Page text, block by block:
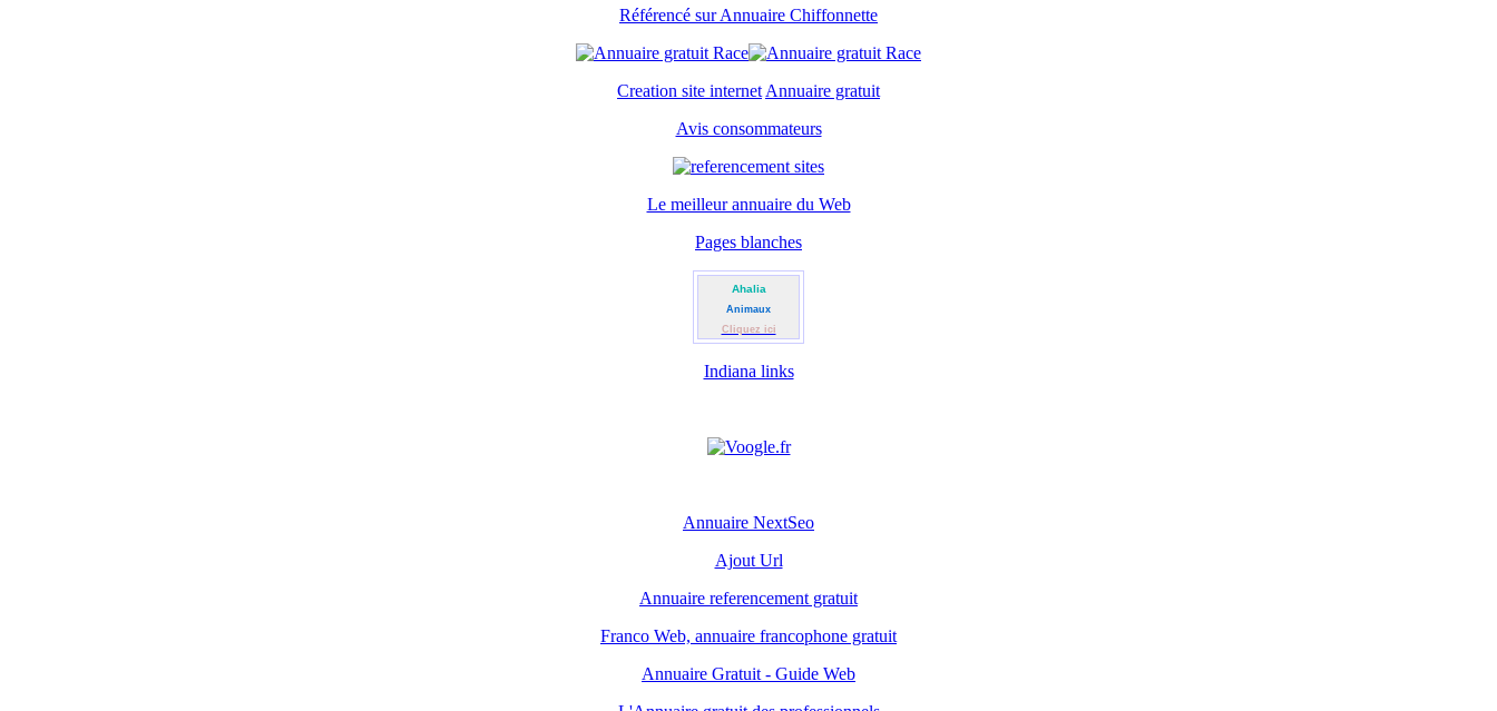
Référencé sur Annuaire Chiffonnette
Creation site internet Annuaire gratuit
Avis consommateurs
Le meilleur annuaire du Web
Pages blanches
Ahalia
Animaux
Cliquez ici
Indiana links
Annuaire NextSeo
Ajout Url
Annuaire referencement gratuit
Franco Web, annuaire francophone gratuit
Annuaire Gratuit - Guide Web